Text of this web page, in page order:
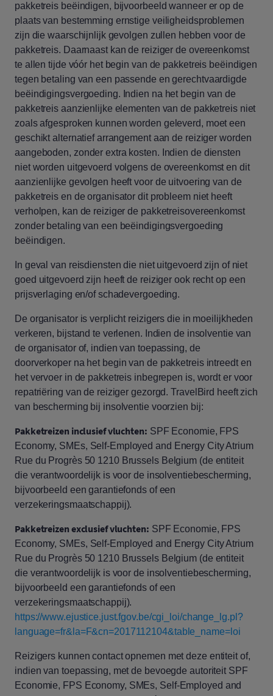
pakketreis beëindigen, bijvoorbeeld wanneer er op de
plaats van bestemming ernstige veiligheidsproblemen
zijn die waarschijnlijk gevolgen zullen hebben voor de
pakketreis. Daarnaast kan de reiziger de overeenkomst
te allen tijde vóór het begin van de pakketreis beëindigen
tegen betaling van een passende en gerechtvaardigde
beëindigingsvergoeding. Indien na het begin van de
pakketreis aanzienlijke elementen van de pakketreis niet
zoals afgesproken kunnen worden geleverd, moet een
geschikt alternatief arrangement aan de reiziger worden
aangeboden, zonder extra kosten. Indien de diensten
niet worden uitgevoerd volgens de overeenkomst en dit
aanzienlijke gevolgen heeft voor de uitvoering van de
pakketreis en de organisator dit probleem niet heeft
verholpen, kan de reiziger de pakketreisovereenkomst
zonder betaling van een beëindigingsvergoeding
beëindigen.
In geval van reisdiensten die niet uitgevoerd zijn of niet
goed uitgevoerd zijn heeft de reiziger ook recht op een
prijsverlaging en/of schadevergoeding.
De organisator is verplicht reizigers die in moeilijkheden
verkeren, bijstand te verlenen. Indien de insolventie van
de organisator of, indien van toepassing, de
doorverkoper na het begin van de pakketreis intreedt en
het vervoer in de pakketreis inbegrepen is, wordt er voor
repatriëring van de reiziger gezorgd. TravelBird heeft zich
van bescherming bij insolventie voorzien bij:
Pakketreizen inclusief vluchten: SPF Economie, FPS
Economy, SMEs, Self-Employed and Energy City Atrium
Rue du Progrès 50 1210 Brussels Belgium (de entiteit
die verantwoordelijk is voor de insolventiebescherming,
bijvoorbeeld een garantiefonds of een
verzekeringsmaatschappij).
Pakketreizen exclusief vluchten: SPF Economie, FPS
Economy, SMEs, Self-Employed and Energy City Atrium
Rue du Progrès 50 1210 Brussels Belgium (de entiteit
die verantwoordelijk is voor de insolventiebescherming,
bijvoorbeeld een garantiefonds of een
verzekeringsmaatschappij).
https://www.ejustice.just.fgov.be/cgi_loi/change_lg.pl?
language=fr&la=F&cn=2017112104&table_name=loi
Reizigers kunnen contact opnemen met deze entiteit of,
indien van toepassing, met de bevoegde autoriteit SPF
Economie, FPS Economy, SMEs, Self-Employed and